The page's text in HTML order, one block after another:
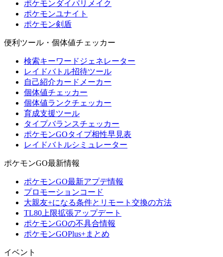
ポケモンダイパリメイク
ポケモンユナイト
ポケモン剣盾
便利ツール・個体値チェッカー
検索キーワードジェネレーター
レイドバトル招待ツール
自己紹介カードメーカー
個体値チェッカー
個体値ランクチェッカー
育成支援ツール
タイプバランスチェッカー
ポケモンGOタイプ相性早見表
レイドバトルシミュレーター
ポケモンGO最新情報
ポケモンGO最新アプデ情報
プロモーションコード
大親友+になる条件とリモート交換の方法
TL80上限拡張アップデート
ポケモンGOの不具合情報
ポケモンGOPlus+まとめ
イベント